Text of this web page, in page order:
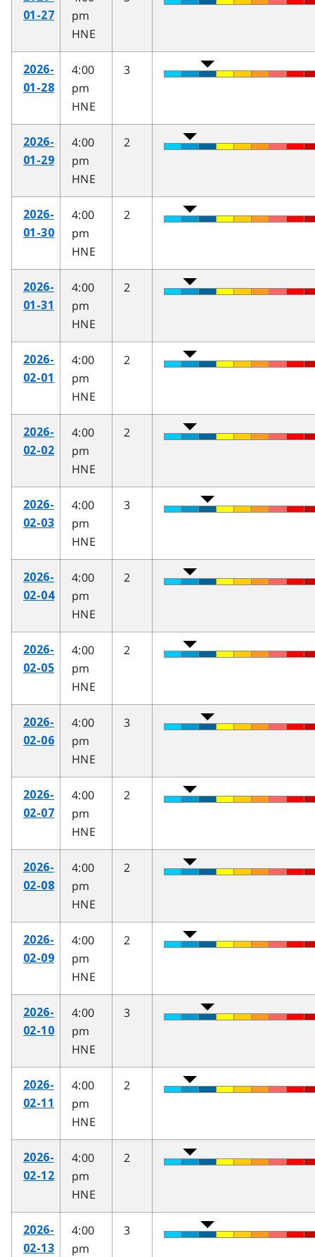
01-27
pm
HNE
2026-
01-28
4:00
pm
HNE
3
2026-
01-29
4:00
pm
HNE
2
2026-
01-30
4:00
pm
HNE
2
2026-
01-31
4:00
pm
HNE
2
2026-
02-01
4:00
pm
HNE
2
2026-
02-02
4:00
pm
HNE
2
2026-
02-03
4:00
pm
HNE
3
2026-
02-04
4:00
pm
HNE
2
2026-
02-05
4:00
pm
HNE
2
2026-
02-06
4:00
pm
HNE
3
2026-
02-07
4:00
pm
HNE
2
2026-
02-08
4:00
pm
HNE
2
2026-
02-09
4:00
pm
HNE
2
2026-
02-10
4:00
pm
HNE
3
2026-
02-11
4:00
pm
HNE
2
2026-
02-12
4:00
pm
HNE
2
2026-
02-13
4:00
pm
3